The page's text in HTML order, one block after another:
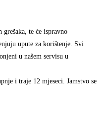
te će ispravno
upute za korištenje. Svi
u našem servisu u
i traje 12 mjeseci. Jamstvo se